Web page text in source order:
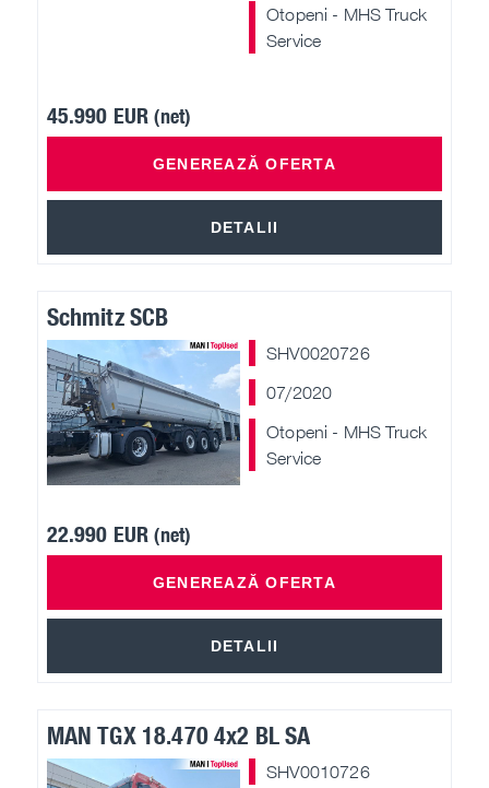
Otopeni - MHS Truck
Service
45.990 EUR(net)
GENEREAZĂ OFERTA
DETALII
Schmitz SCB
SHV0020726
07/2020
Otopeni - MHS Truck
Service
22.990 EUR(net)
GENEREAZĂ OFERTA
DETALII
MAN TGX 18.470 4x2 BL SA
SHV0010726